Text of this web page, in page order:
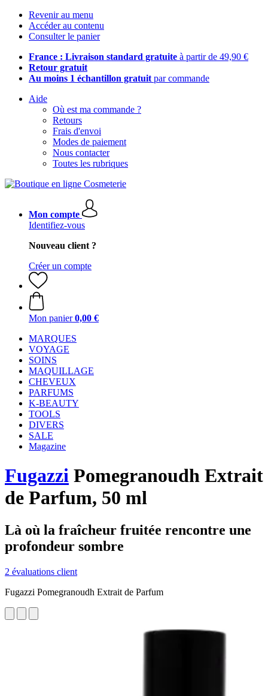
Revenir au menu
Accéder au contenu
Consulter le panier
France : Livraison standard gratuite à partir de 49,90 €
Retour gratuit
Au moins 1 échantillon gratuit par commande
Aide
Où est ma commande ?
Retours
Frais d'envoi
Modes de paiement
Nous contacter
Toutes les rubriques
Mon compte
Identifiez-vous
Nouveau client ?
Créer un compte
Mon panier 0,00 €
MARQUES
VOYAGE
SOINS
MAQUILLAGE
CHEVEUX
PARFUMS
K-BEAUTY
TOOLS
DIVERS
SALE
Magazine
Fugazzi Pomegranoudh Extrait
de Parfum, 50 ml
Là où la fraîcheur fruitée rencontre une
profondeur sombre
2 évaluations client
Fugazzi Pomegranoudh Extrait de Parfum